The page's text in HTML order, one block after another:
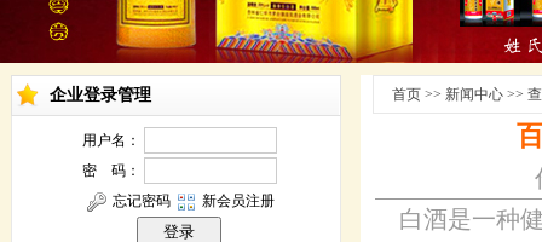
企业登录管理 首页 >> 新闻中心 >>
白酒是一种